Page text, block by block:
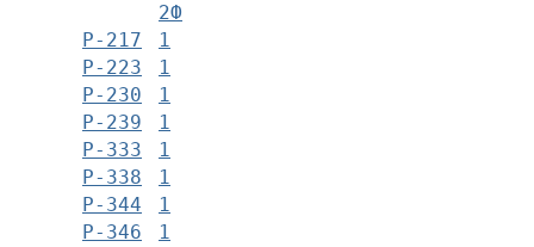
2Ф
Р-217
1
Р-223
1
Р-230
1
Р-239
1
Р-333
1
Р-338
1
Р-344
1
Р-346
1